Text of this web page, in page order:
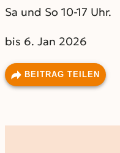
Sa und So 10-17 Uhr.
bis 6. Jan 2026
BEITRAG TEILEN